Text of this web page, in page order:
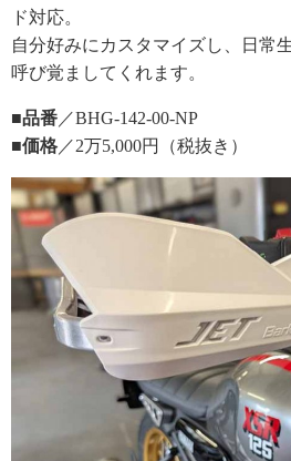
ド対応。
自分好みにカスタマイズし、日常
呼び覚ましてくれます。
■品番 ／BHG-142-00-NP
■価格 ／2万5,000円（税抜き）